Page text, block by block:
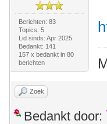
Berichten: 83
Topics: 5
Lid sinds: Apr 2025
Bedankt: 141
157 x bedankt in 80
berichten
Zoek
Bedankt door: